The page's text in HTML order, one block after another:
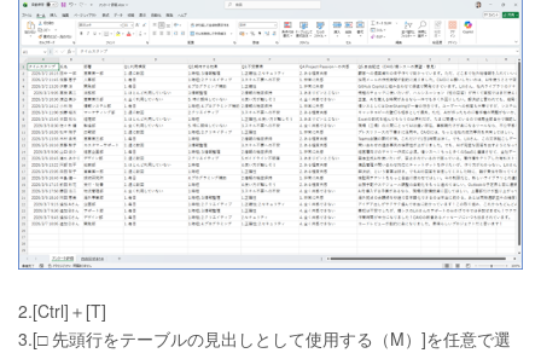
2.[Ctrl]＋[T]
3.[□ 先頭行をテーブルの見出しとして使用する（M）]を任意で選